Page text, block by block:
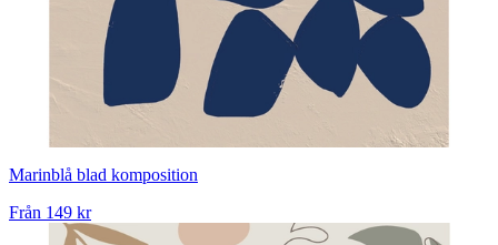
Marinblå blad komposition
Från 149 kr